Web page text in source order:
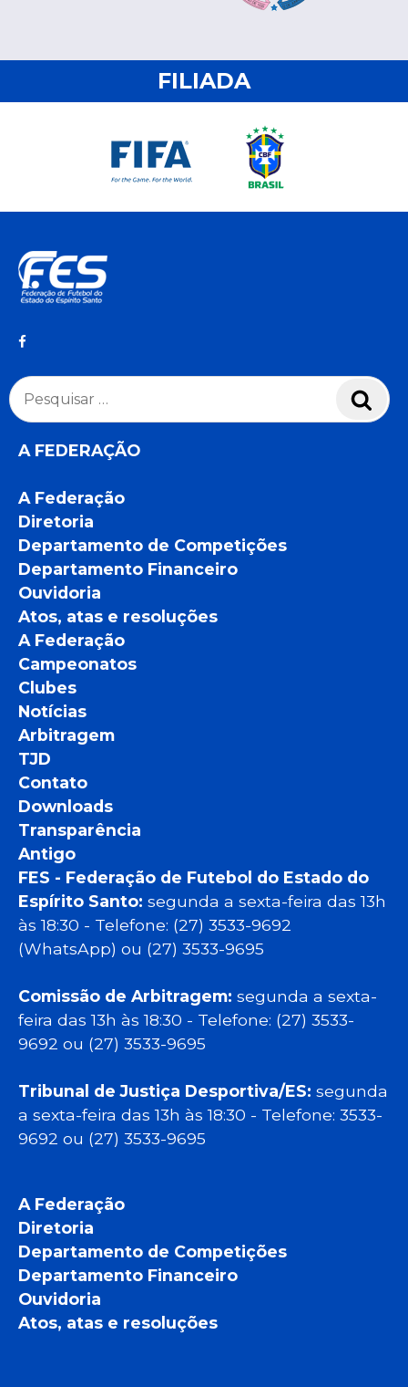
FILIADA
Pesquisar
por:
A FEDERAÇÃO
A Federação
Diretoria
Departamento de Competições
Departamento Financeiro
Ouvidoria
Atos, atas e resoluções
A Federação
Campeonatos
Clubes
Notícias
Arbitragem
TJD
Contato
Downloads
Transparência
Antigo
FES - Federação de Futebol do Estado do
Espírito Santo: segunda a sexta-feira das 13h
às 18:30 - Telefone: (27) 3533-9692
(WhatsApp) ou (27) 3533-9695
Comissão de Arbitragem: segunda a sexta-
feira das 13h às 18:30 - Telefone: (27) 3533-
9692 ou (27) 3533-9695
Tribunal de Justiça Desportiva/ES: segunda
a sexta-feira das 13h às 18:30 - Telefone: 3533-
9692 ou (27) 3533-9695
A Federação
Diretoria
Departamento de Competições
Departamento Financeiro
Ouvidoria
Atos, atas e resoluções